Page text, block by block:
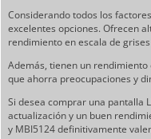
Considerando todos los
excelentes opciones. Ofrecen
rendimiento en escala de
Además, tienen un
que ahorra preocupaciones y
Si desea comprar una pantalla
actualización y un buen
y MBI5124 definitivamente